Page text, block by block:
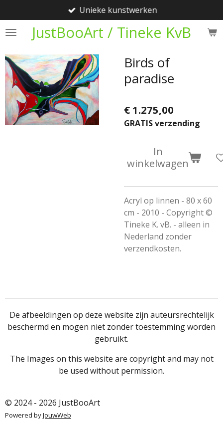
direct
naar
hoofdinhoud
JustBooArt / Tineke KvB
Unieke kunstwerken
Birds of
paradise
€ 1.275,00
GRATIS verzending
In
winkelwagen
Acryl op linnen - 80 x 60
cm - 2010 - Copyright ©
Tineke K. vB. - alleen in
Nederland zonder
verzendkosten.
De afbeeldingen op deze website zijn auteursrechtelijk
beschermd en mogen niet zonder toestemming worden
gebruikt.
The Images on this website are copyright and may not
be used without permission.
© 2024 - 2026 JustBooArt
Powered byJouwWeb